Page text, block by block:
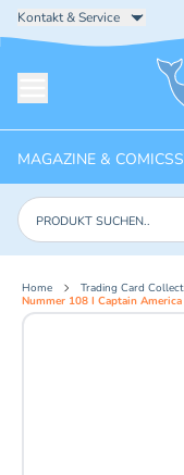
Kontakt & Service
MAGAZINE & COMICS
Produkte suchen
Home
Trading Card
Nummer 108 I Captain